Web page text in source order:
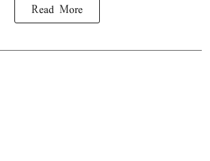
Read More